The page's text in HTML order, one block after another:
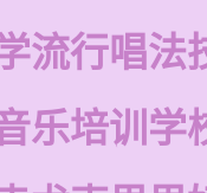
流行唱法
乐培训学